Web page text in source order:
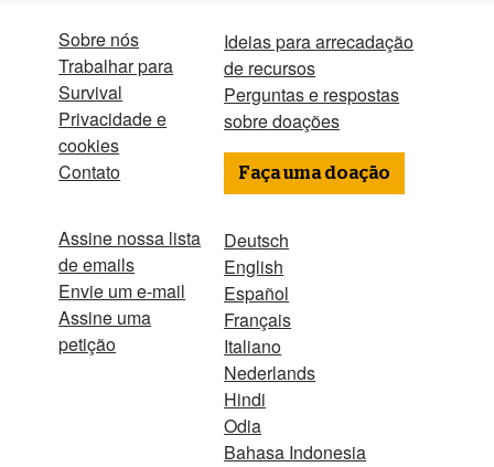
Sobre nós
Trabalhar para
Survival
Privacidade e
cookies
Contato
Assine nossa lista
de emails
Envie um e-mail
Assine uma
petição
Ideias para arrecadação
de recursos
Perguntas e respostas
sobre doações
Faça uma doação
Deutsch
English
Español
Français
Italiano
Nederlands
Hindi
Odia
Bahasa Indonesia